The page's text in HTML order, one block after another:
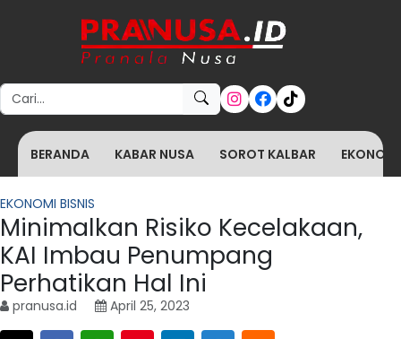
Search for:
BERANDA KABAR NUSA SOROT KALBAR
EKONOMI BISNIS
Minimalkan Risiko Kecelakaan,
KAI Imbau Penumpang
Perhatikan Hal Ini
pranusa.id April 25, 2023